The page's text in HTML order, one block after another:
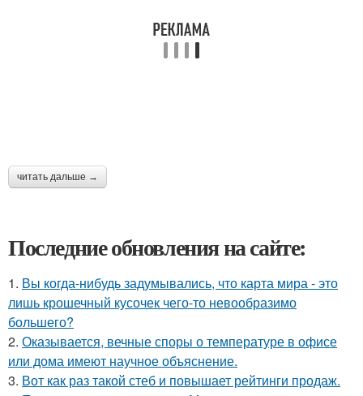
читать дальше →
Последние обновления на сайте:
1. Вы когда-нибудь задумывались, что карта мира - это
лишь крошечный кусочек чего-то невообразимо
большего?
2. Оказывается, вечные споры о температуре в офисе
или дома имеют научное объяснение.
3. Вот как раз такой стеб и повышает рейтинги продаж.